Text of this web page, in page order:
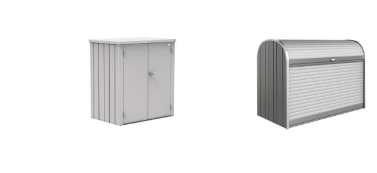
Mer plass til det
essensielle
Design på utsiden plass
inne